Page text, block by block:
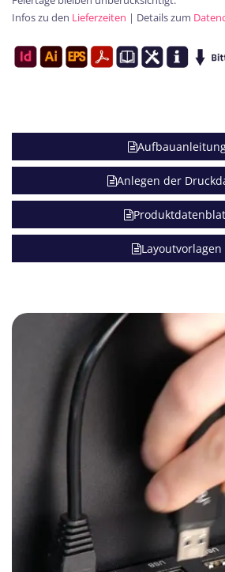
Infos zu den Lieferzeiten | Details zum
Anlegen der
Layoutvorlagen